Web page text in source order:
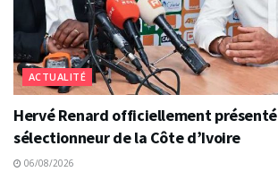
ACTUALITÉ
Hervé Renard officiellement
sélectionneur de la Côte d’Ivoire
06/08/2026